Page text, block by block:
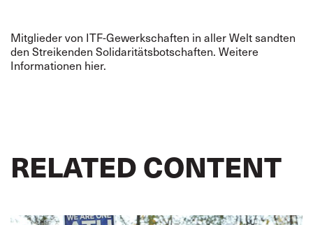
Mitglieder von ITF-Gewerkschaften in aller Welt sandten
den Streikenden Solidaritätsbotschaften. Weitere
Informationen hier.
RELATED CONTENT